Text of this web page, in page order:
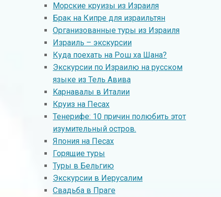
Морские круизы из Израиля
Брак на Кипре для израильтян
Организованные туры из Израиля
Израиль – экскурсии
Куда поехать на Рош ха Шана?
Экскурсии по Израилю на русском
языке из Тель Авива
Kарнавалы в Италии
Круиз на Песах
Тенерифе: 10 причин полюбить этот
изумительный остров.
Япония на Песах
Горящие туры
Туры в Бельгию
Экскурсии в Иерусалим
Свадьба в Праге